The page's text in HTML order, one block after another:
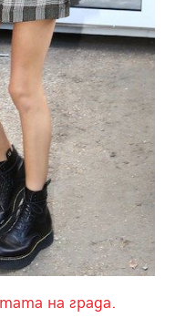
на града.